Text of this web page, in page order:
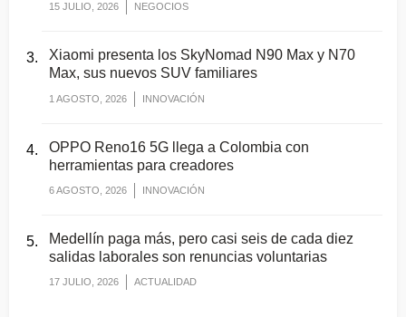
15 JULIO, 2026 NEGOCIOS
Xiaomi presenta los SkyNomad N90 Max y N70
Max, sus nuevos SUV familiares
1 AGOSTO, 2026 INNOVACIÓN
OPPO Reno16 5G llega a Colombia con
herramientas para creadores
6 AGOSTO, 2026 INNOVACIÓN
Medellín paga más, pero casi seis de cada diez
salidas laborales son renuncias voluntarias
17 JULIO, 2026 ACTUALIDAD